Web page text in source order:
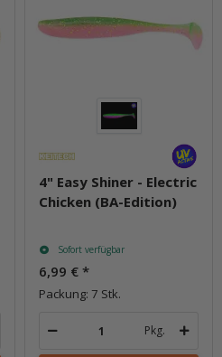
4" Easy Shiner - Electric
Chicken (BA-Edition)
Sofort verfügbar
6,99 € *
Packung: 7 Stk.
Pkg.